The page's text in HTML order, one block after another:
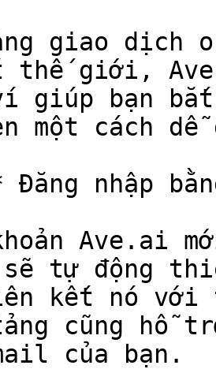
giao dịch
thế giới,
giúp bạn bắt
một cách dễ
nhập
Ave.ai
sẽ tự động
kết nó với
cũng hỗ
của bạn.